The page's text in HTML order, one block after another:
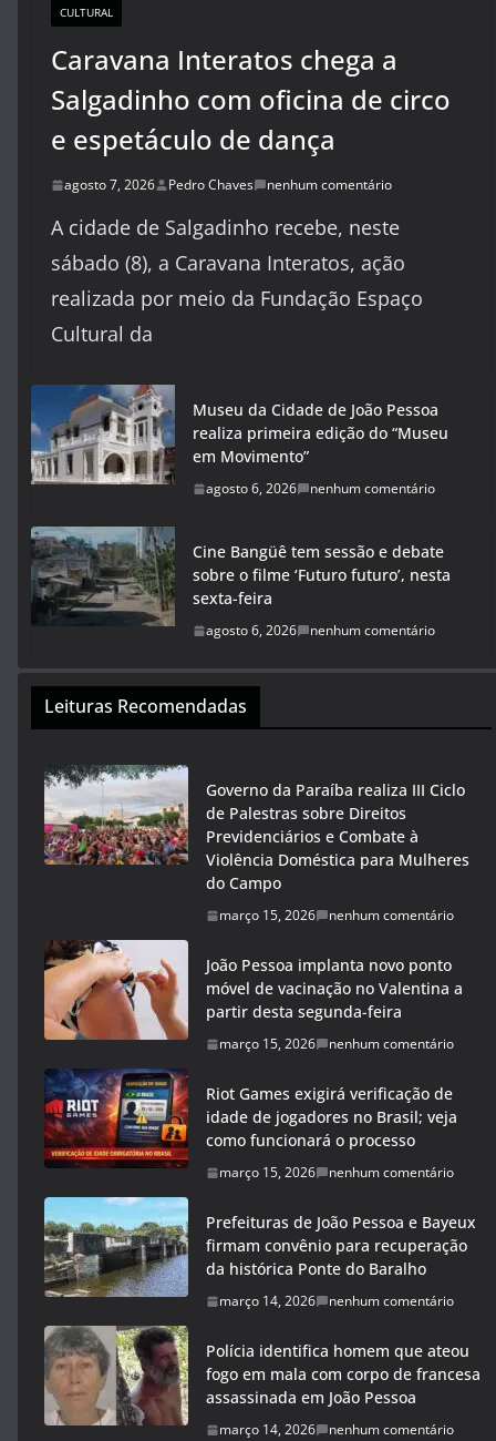
CULTURAL
Caravana Interatos chega a
Salgadinho com oficina de circo
e espetáculo de dança
agosto 7, 2026 Pedro Chaves nenhum comentário
A cidade de Salgadinho recebe, neste
sábado (8), a Caravana Interatos, ação
realizada por meio da Fundação Espaço
Cultural da
Museu da Cidade de João Pessoa
realiza primeira edição do “Museu
em Movimento”
agosto 6, 2026 nenhum comentário
Cine Bangüê tem sessão e debate
sobre o filme ‘Futuro futuro’, nesta
sexta-feira
agosto 6, 2026 nenhum comentário
Leituras Recomendadas
Governo da Paraíba realiza III Ciclo
de Palestras sobre Direitos
Previdenciários e Combate à
Violência Doméstica para Mulheres
do Campo
março 15, 2026 nenhum comentário
João Pessoa implanta novo ponto
móvel de vacinação no Valentina a
partir desta segunda-feira
março 15, 2026 nenhum comentário
Riot Games exigirá verificação de
idade de jogadores no Brasil; veja
como funcionará o processo
março 15, 2026 nenhum comentário
Prefeituras de João Pessoa e Bayeux
firmam convênio para recuperação
da histórica Ponte do Baralho
março 14, 2026 nenhum comentário
Polícia identifica homem que ateou
fogo em mala com corpo de francesa
assassinada em João Pessoa
março 14, 2026 nenhum comentário